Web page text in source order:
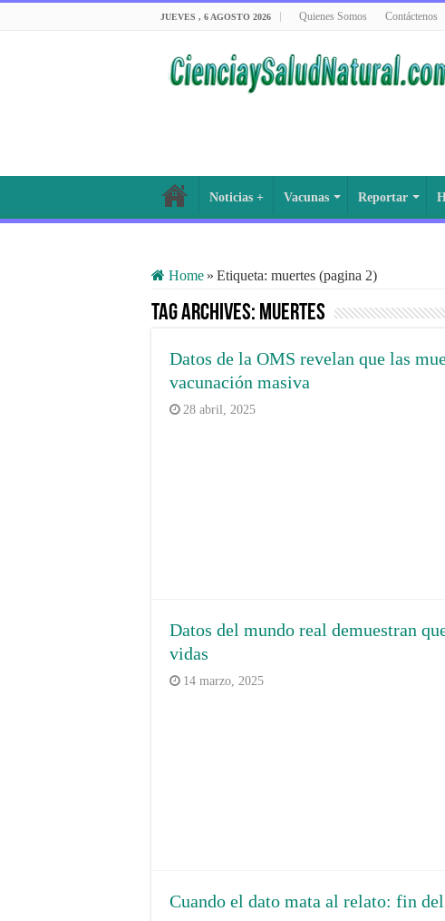
JUEVES , 6 AGOSTO 2026 Quienes Somos Contáctenos
Noticias + Vacunas Reportar
Home » Etiqueta: muertes (pagina 2)
Tag Archives: muertes
Datos de la OMS revelan que las
vacunación masiva
28 abril, 2025
Datos del mundo real demuestran
vidas
14 marzo, 2025
Cuando el dato mata al relato: fin